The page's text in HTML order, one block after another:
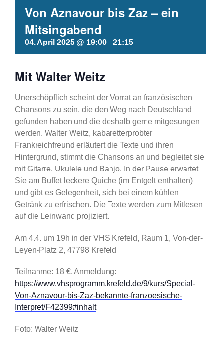
Von Aznavour bis Zaz – ein
Mitsingabend
04. April 2025 @ 19:00 - 21:15
Mit Walter Weitz
Unerschöpflich scheint der Vorrat an französischen
Chansons zu sein, die den Weg nach Deutschland
gefunden haben und die deshalb gerne mitgesungen
werden. Walter Weitz, kabaretterprobter
Frankreichfreund erläutert die Texte und ihren
Hintergrund, stimmt die Chansons an und begleitet sie
mit Gitarre, Ukulele und Banjo. In der Pause erwartet
Sie am Buffet leckere Quiche (im Entgelt enthalten)
und gibt es Gelegenheit, sich bei einem kühlen
Getränk zu erfrischen. Die Texte werden zum Mitlesen
auf die Leinwand projiziert.
Am 4.4. um 19h in der VHS Krefeld, Raum 1, Von-der-
Leyen-Platz 2, 47798 Krefeld
Teilnahme: 18 €, Anmeldung:
https://www.vhsprogramm.krefeld.de/9/kurs/Special-
Von-Aznavour-bis-Zaz-bekannte-franzoesische-
Interpret/F42399#inhalt
Foto: Walter Weitz